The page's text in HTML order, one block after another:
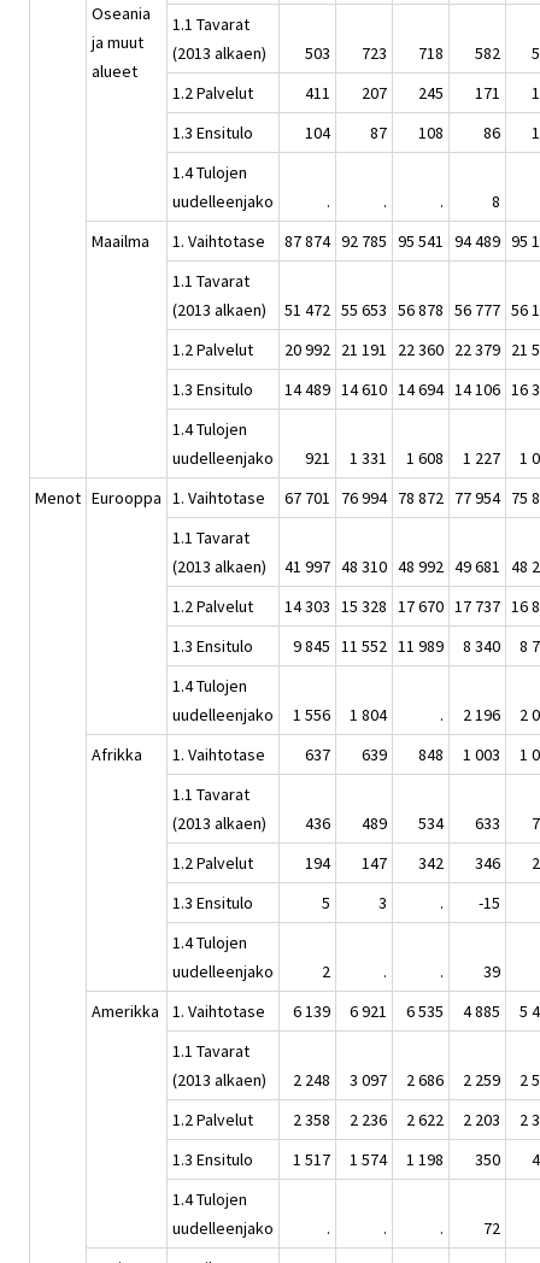
Oseania
ja muut
alueet
1.1 Tavarat
(2013 alkaen)
503 723 718 582
1.2 Palvelut
411 207 245 171
1.3 Ensitulo
104 87 108 86
1.4 Tulojen
uudelleenjako
. . .
8
Maailma
1. Vaihtotase 87 874 92 785 95 541 94 489 95
1.1 Tavarat
(2013 alkaen)
51 472 55 653 56 878 56 777 56
1.2 Palvelut
20 992 21 191 22 360 22 379 21
1.3 Ensitulo
14 489 14 610 14 694 14 106 16
1.4 Tulojen
uudelleenjako
921 1 331 1 608 1 227
1
Menot Eurooppa 1. Vaihtotase 67 701 76 994 78 872 77 954 75
1.1 Tavarat
(2013 alkaen)
41 997 48 310 48 992 49 681 48
1.2 Palvelut
14 303 15 328 17 670 17 737 16
1.3 Ensitulo
9 845 11 552 11 989 8 340
8
1.4 Tulojen
uudelleenjako
1 556 1 804 . 2 196
2
Afrikka
1. Vaihtotase 637 639 848 1 003
1
1.1 Tavarat
(2013 alkaen)
436 489 534 633
1.2 Palvelut
194 147 342 346
1.3 Ensitulo
5 3 .
-15
1.4 Tulojen
uudelleenjako
2 . .
39
Amerikka
1. Vaihtotase 6 139 6 921 6 535 4 885
5
1.1 Tavarat
(2013 alkaen)
2 248 3 097 2 686 2 259
2
1.2 Palvelut
2 358 2 236 2 622 2 203
2
1.3 Ensitulo
1 517 1 574 1 198 350
1.4 Tulojen
uudelleenjako
. . .
72